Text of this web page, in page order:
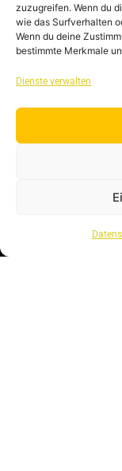
zuzugreifen. Wenn du
wie das Surfverhalten
Wenn du deine
bestimmte Merkmale
Dienste verwalten